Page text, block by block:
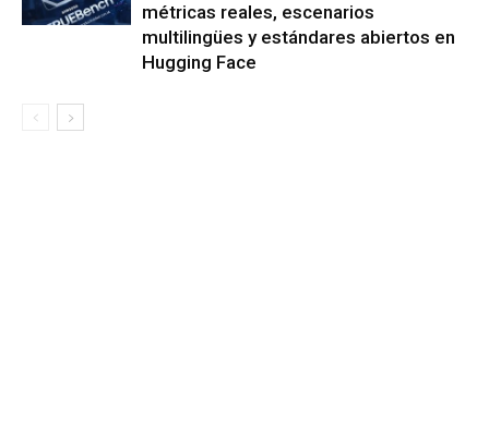
métricas reales, escenarios
multilingües y estándares abiertos en
Hugging Face